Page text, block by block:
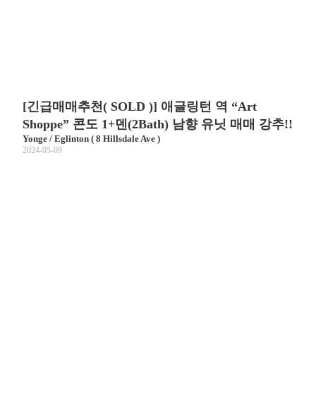
[긴급매매추천( SOLD )] 애글링턴 역 “Art
Shoppe” 콘도 1+덴(2Bath) 남향 유닛 매매 강추!!
Yonge / Eglinton ( 8 Hillsdale Ave )
2024-05-09